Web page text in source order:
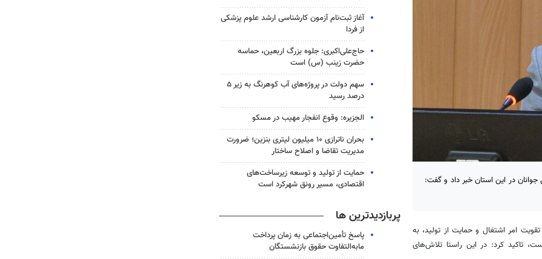
در این استان خبر داد و گفت:
امر اشتغال و حمایت از تولید، به
تاکید کرد: در این راستا تلاش‌های
آغاز ثبت‌نام‌ آزمون کارشناسی ارشد علوم پزشکی
از فردا
حاج‌علی‌اکبری: جلوه بزرگ اربعین، حماسه
حضرت زینب (س) است
سهم دولت در پروژه‌های آب کوهرنگ به زیر ۵
درصد رسید
الجزیره: وقوع انفجار مهیب در مسکو
بحران ناترازی ۱۰ میلیون لیتری بنزین؛ ضرورت
مدیریت تقاضا و اصلاح ساختار
حمایت از تولید و توسعه زیرساخت‌های
اقتصادی، مسیر رونق شهرکرد است
پربازدیدترین ها
پاسخ تأمین‌اجتماعی به زمان پرداخت
مابه‌التفاوت حقوق بازنشستگان